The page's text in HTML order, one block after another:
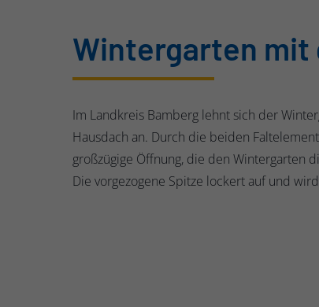
Wintergarten mit
Im Landkreis Bamberg lehnt sich der
Hausdach an. Durch die beiden
großzügige Öffnung, die den Wintergarten
Die vorgezogene Spitze lockert auf und